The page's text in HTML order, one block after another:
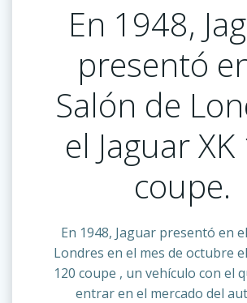
En 1948,
presentó
Salón de
el Jaguar
coupe.
En 1948, Jaguar presentó en
Londres en el mes de octubre
120 coupe , un vehículo con el
entrar en el mercado del